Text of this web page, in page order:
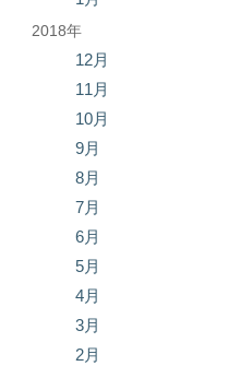
2018年
12月
11月
10月
9月
8月
7月
6月
5月
4月
3月
2月